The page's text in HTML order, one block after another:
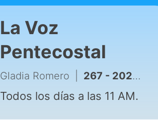
La Voz
Pentecostal
Gladia Romero 267 - 2026-08-07 · Los caminos del hombre y la soberanía de Dios
Todos los días a las 11 AM.